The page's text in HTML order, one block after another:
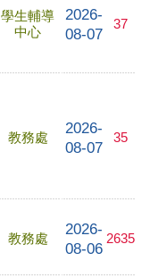
學生輔導
中心
2026-
08-07
37
教務處
2026-
08-07
35
教務處
2026-
08-06
2635